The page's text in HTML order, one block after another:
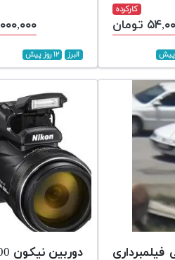
کارکرده
تومان ۶۵,۰۰۰,۰۰۰
البرز ۱۲ روز پیش
دوربین نیکون p1000